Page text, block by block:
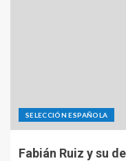
SELECCIÓN ESPAÑOLA
Fabián Ruiz y su